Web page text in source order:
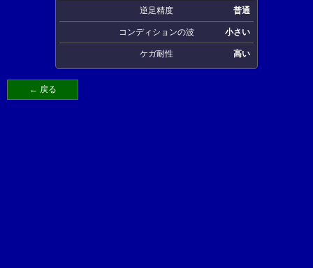
普通
逆足精度
小さい
コンディションの波
高い
ケガ耐性
← 戻る